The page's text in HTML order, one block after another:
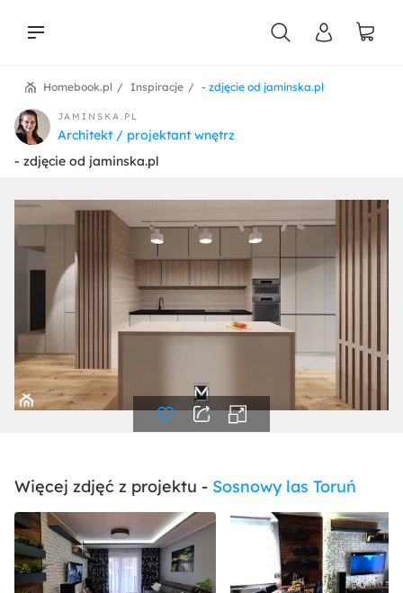
- zdjęcie od jaminska.pl
Inspiracje
Homebook.pl
JAMINSKA.PL
Architekt / projektant wnętrz
- zdjęcie od jaminska.pl
Więcej zdjęć z projektu - Sosnowy las Toruń